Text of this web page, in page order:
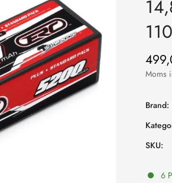
Normal
pris
Moms
Brand:
SKU:
6